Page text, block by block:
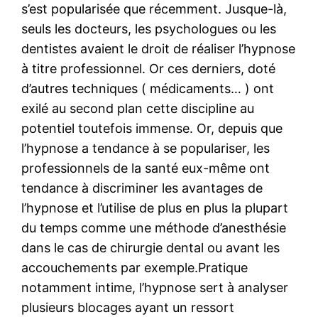
s’est popularisée que récemment. Jusque-là,
seuls les docteurs, les psychologues ou les
dentistes avaient le droit de réaliser l’hypnose
à titre professionnel. Or ces derniers, doté
d’autres techniques ( médicaments… ) ont
exilé au second plan cette discipline au
potentiel toutefois immense. Or, depuis que
l’hypnose a tendance à se populariser, les
professionnels de la santé eux-même ont
tendance à discriminer les avantages de
l’hypnose et l’utilise de plus en plus la plupart
du temps comme une méthode d’anesthésie
dans le cas de chirurgie dental ou avant les
accouchements par exemple.Pratique
notamment intime, l’hypnose sert à analyser
plusieurs blocages ayant un ressort